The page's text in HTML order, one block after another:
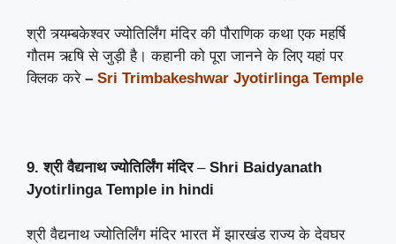
श्री त्र्यम्बकेश्वर ज्योतिर्लिंग मंदिर की पौराणिक कथा एक महर्षि
गौतम ऋषि से जुड़ी है। कहानी को पूरा जानने के लिए यहां पर
क्लिक करे– Sri Trimbakeshwar Jyotirlinga Temple
9. श्री वैद्यनाथ ज्योतिर्लिंग मंदिर– Shri Baidyanath
Jyotirlinga Temple in hindi
श्री वैद्यनाथ ज्योतिर्लिंग मंदिर भारत में झारखंड राज्य के देवघर